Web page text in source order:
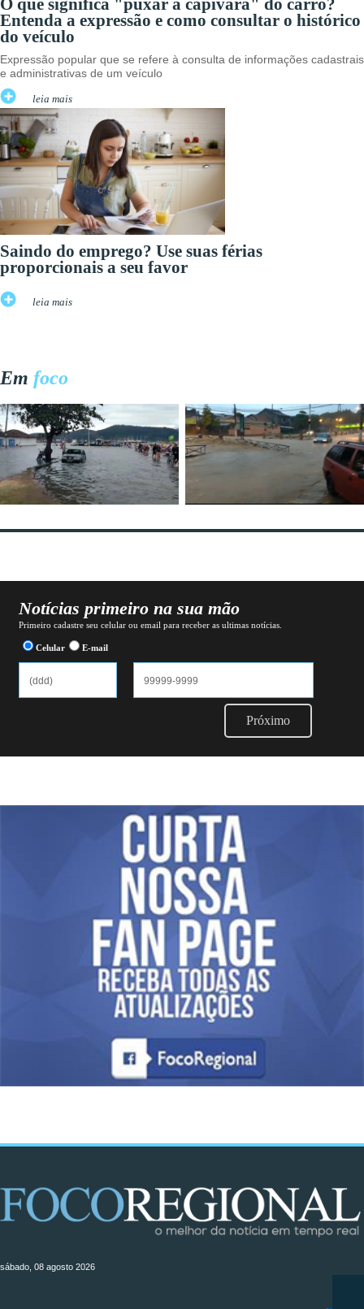
O que significa "puxar a capivara" do carro?
Entenda a expressão e como consultar o histórico
do veículo
Expressão popular que se refere à consulta de informações cadastrais
e administrativas de um veículo
leia mais
Saindo do emprego? Use suas férias
proporcionais a seu favor
leia mais
Em foco
Notícias primeiro na sua mão
Primeiro cadastre seu celular ou email para receber as ultimas notícias.
Celular E-mail
Próximo
sábado, 08 agosto 2026